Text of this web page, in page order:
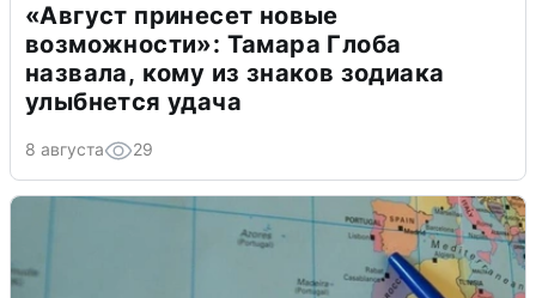
«Август принесет новые
возможности»: Тамара Глоба
назвала, кому из знаков зодиака
улыбнется удача
8 августа 29